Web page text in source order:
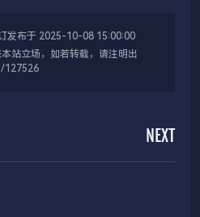
发布于 2025-10-08 15:00:00
站立场，如若转载，请注明出
127526
NEXT